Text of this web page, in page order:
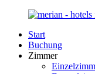
Zurück
Inhalt
Merian-
Hotel.de
Portal
Start
Buchung
Zimmer